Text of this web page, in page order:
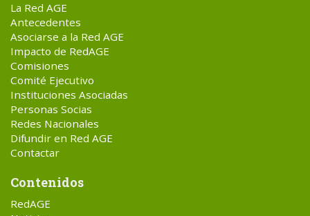
La Red AGE
Antecedentes
Asociarse a la Red AGE
Impacto de RedAGE
Comisiones
Comité Ejecutivo
Instituciones Asociadas
Personas Socias
Redes Nacionales
Difundir en Red AGE
Contactar
Contenidos
RedAGE